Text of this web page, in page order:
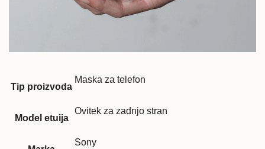
Tip proizvoda
Maska za telefon
Model etuija
Ovitek za zadnjo stran
Sony